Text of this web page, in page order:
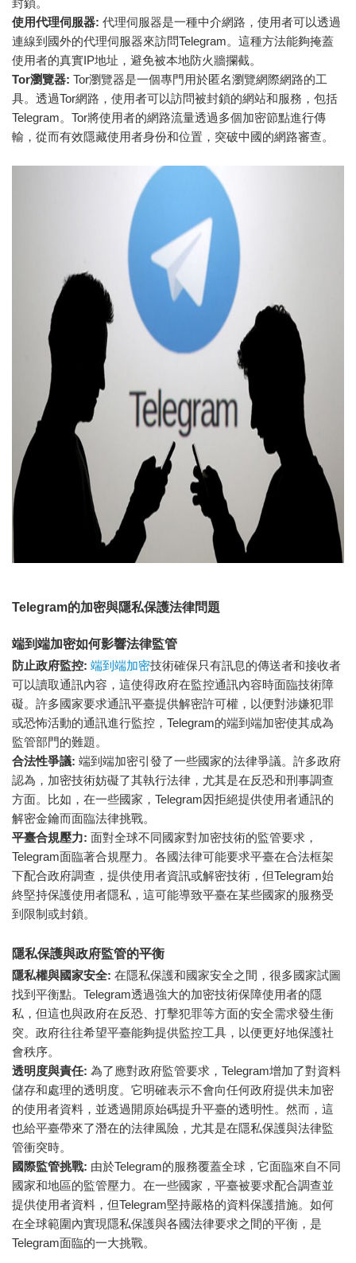
封鎖。
使用代理伺服器: 代理伺服器是一種中介網路，使用者可以透過
連線到國外的代理伺服器來訪問Telegram。這種方法能夠掩蓋
使用者的真實IP地址，避免被本地防火牆攔截。
Tor瀏覽器: Tor瀏覽器是一個專門用於匿名瀏覽網際網路的工
具。透過Tor網路，使用者可以訪問被封鎖的網站和服務，包括
Telegram。Tor將使用者的網路流量透過多個加密節點進行傳
輸，從而有效隱藏使用者身份和位置，突破中國的網路審查。
Telegram的加密與隱私保護法律問題
端到端加密如何影響法律監管
防止政府監控: 端到端加密技術確保只有訊息的傳送者和接收者
可以讀取通訊內容，這使得政府在監控通訊內容時面臨技術障
礙。許多國家要求通訊平臺提供解密許可權，以便對涉嫌犯罪
或恐怖活動的通訊進行監控，Telegram的端到端加密使其成為
監管部門的難題。
合法性爭議: 端到端加密引發了一些國家的法律爭議。許多政府
認為，加密技術妨礙了其執行法律，尤其是在反恐和刑事調查
方面。比如，在一些國家，Telegram因拒絕提供使用者通訊的
解密金鑰而面臨法律挑戰。
平臺合規壓力: 面對全球不同國家對加密技術的監管要求，
Telegram面臨著合規壓力。各國法律可能要求平臺在合法框架
下配合政府調查，提供使用者資訊或解密技術，但Telegram始
終堅持保護使用者隱私，這可能導致平臺在某些國家的服務受
到限制或封鎖。
隱私保護與政府監管的平衡
隱私權與國家安全: 在隱私保護和國家安全之間，很多國家試圖
找到平衡點。Telegram透過強大的加密技術保障使用者的隱
私，但這也與政府在反恐、打擊犯罪等方面的安全需求發生衝
突。政府往往希望平臺能夠提供監控工具，以便更好地保護社
會秩序。
透明度與責任: 為了應對政府監管要求，Telegram增加了對資料
儲存和處理的透明度。它明確表示不會向任何政府提供未加密
的使用者資料，並透過開原始碼提升平臺的透明性。然而，這
也給平臺帶來了潛在的法律風險，尤其是在隱私保護與法律監
管衝突時。
國際監管挑戰: 由於Telegram的服務覆蓋全球，它面臨來自不同
國家和地區的監管壓力。在一些國家，平臺被要求配合調查並
提供使用者資料，但Telegram堅持嚴格的資料保護措施。如何
在全球範圍內實現隱私保護與各國法律要求之間的平衡，是
Telegram面臨的一大挑戰。